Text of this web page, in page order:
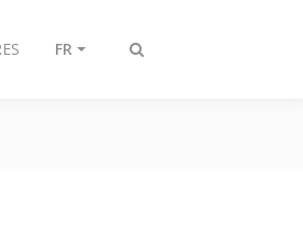
Afficher/masquer
FR